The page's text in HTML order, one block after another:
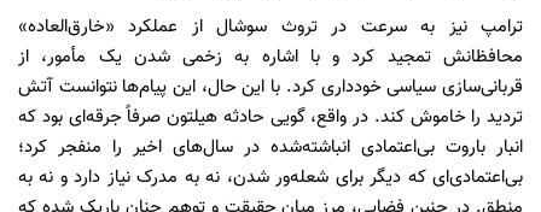
ترامپ نیز به سرعت در تروث سوشال از عملکرد «خارق‌العاده»
محافظانش تمجید کرد و با اشاره به زخمی شدن یک مأمور، از
قربانی‌سازی سیاسی خودداری کرد. با این حال، این پیام‌ها نتوانست آتش
تردید را خاموش کند. در واقع، گویی حادثه هیلتون صرفاً جرقه‌ای بود که
انبار باروت بی‌اعتمادی انباشته‌شده در سال‌های اخیر را منفجر کرد؛
بی‌اعتمادی‌ای که دیگر برای شعله‌ور شدن، نه به مدرک نیاز دارد و نه به